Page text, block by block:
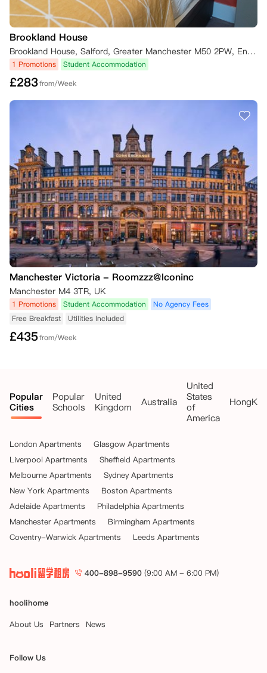
六开始；因此，相关现场团队将确认您根据租赁协议解除合同义务的正式
日期。
三、 您取消预订所需的证明材料
•   在8月1日前或租赁开始日期前至少28天通知：只需按上述方式通知公
寓，无需额外证明。您的预订费（如已支付）将作为取消费被保留。
•   未能被首选大学录取：如果您未能获得所需资格并未被您申报的首选
大学录取，或者因为成绩超出预期而选择就读其他大学，您可以取消租赁
协议，公寓将退还任何预订费（如已支付）和已支付的租金，前提是您在
    ◦   您提供的书面确认，说明由于未达到首选大学要求的成绩或成绩超
出预期而希望取消预订；以及
    ◦   来自大学或UCAS的书面证明，证实您的录取被拒/您被新大学录
取。
    此信息必须在考试成绩公布后的72小时内提供给公寓，方有资格获得
预订费退款（如已支付）。在此情况下，任何预订费（如已支付）和已付
租金将退还给您。若未能在考试成绩公布后72小时内提供信息，任何预
订费（如已支付）将作为取消费被保留。
    请注意，如果您将在iQ学生公寓有物业的城市就读另一所大学，公寓
的团队很乐意为您寻找合适的住宿。在这种情况下，任何预订费和已付租
金可能会转移到您的新预订中。
寓将取消您的租赁协议并退还已支付的租金，前提是您提供以下信息：
    此证明文件应在您收到官方确认后的72小时内提供给iQ学生公寓。在
此情况下，任何预订费（如已支付）和已付租金将退还给您。
•   推迟大学入学：如果您在租赁开始日期前选择将大学入学推迟到下个
学年，公寓将取消您的租赁协议并退还已支付的租金，前提是您至少在租
赁开始日期前一周提供以下信息：
    ◦   您提供的书面确认，说明因将大学入学推迟到下个学年而希望取消
预订；以及
四、 领取钥匙后或租赁开始后取消 – 租约接管
一位愿意承担租赁协议下全部合同义务的替代租客。如果您希望提前结束
签订替代租约（“租约接管”）。公寓仅考虑在您的租赁开始日期后一个
Brookland House
Brookland House, Salford, Greater Manchester M50 2PW, England, UK
1 Promotions Student Accommodation
£283from/Week
Manchester Victoria - Roomzzz@Iconinc
Manchester M4 3TR, UK
1 Promotions Student Accommodation
No Agency Fees
Free Breakfast
Utilities Included
£435from/Week
Popular
Cities
Popular
Schools
United
Kingdom
Australia
United
States
of
America
London Apartments
Glasgow Apartments
Liverpool Apartments
Sheffield Apartments
Melbourne Apartments
Sydney Apartments
New York Apartments
Boston Apartments
Adelaide Apartments
Philadelphia Apartments
Manchester Apartments
Birmingham Apartments
Coventry-Warwick Apartments
Leeds Apartments
400-898-9590 (9:00 AM - 6:00 PM)
hoolihome
About Us
Partners News
Follow Us